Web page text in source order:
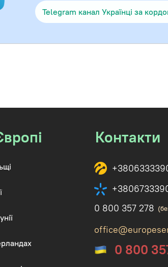
Telegram канал Українці за
Контакти
0 800
0 800 357 278